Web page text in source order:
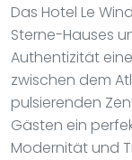
Das Hotel Le
Sterne-Hauses
Authentizität
zwischen dem
pulsierenden
Gästen ein
Modernität und